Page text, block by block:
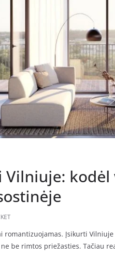
Vilniuje:
romantizuojamas. Įsikurti
be rimtos priežasties. Tačiau